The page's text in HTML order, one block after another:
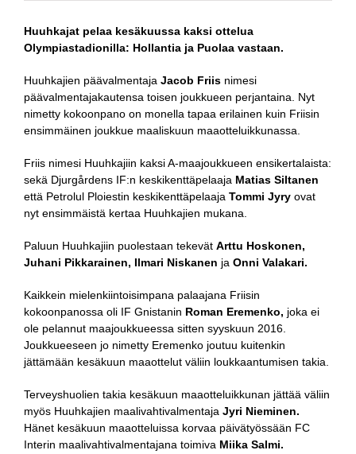
Huuhkajat pelaa kesäkuussa kaksi ottelua
Olympiastadionilla: Hollantia ja Puolaa vastaan.
Huuhkajien päävalmentaja Jacob Friis nimesi
päävalmentajakautensa toisen joukkueen perjantaina. Nyt
nimetty kokoonpano on monella tapaa erilainen kuin Friisin
ensimmäinen joukkue maaliskuun maaotteluikkunassa.
Friis nimesi Huuhkajiin kaksi A-maajoukkueen ensikertalaista:
sekä Djurgårdens IF:n keskikenttäpelaaja Matias Siltanen
että Petrolul Ploiestin keskikenttäpelaaja Tommi Jyry ovat
nyt ensimmäistä kertaa Huuhkajien mukana.
Paluun Huuhkajiin puolestaan tekevät Arttu Hoskonen,
Juhani Pikkarainen, Ilmari Niskanen ja Onni Valakari.
Kaikkein mielenkiintoisimpana palaajana Friisin
kokoonpanossa oli IF Gnistanin Roman Eremenko, joka ei
ole pelannut maajoukkueessa sitten syyskuun 2016.
Joukkueeseen jo nimetty Eremenko joutuu kuitenkin
jättämään kesäkuun maaottelut väliin loukkaantumisen takia.
Terveyshuolien takia kesäkuun maaotteluikkunan jättää väliin
myös Huuhkajien maalivahtivalmentaja Jyri Nieminen.
Hänet kesäkuun maaotteluissa korvaa päivätyössään FC
Interin maalivahtivalmentajana toimiva Miika Salmi.